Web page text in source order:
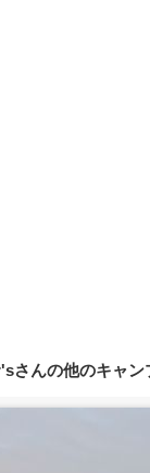
さんの他のキャン